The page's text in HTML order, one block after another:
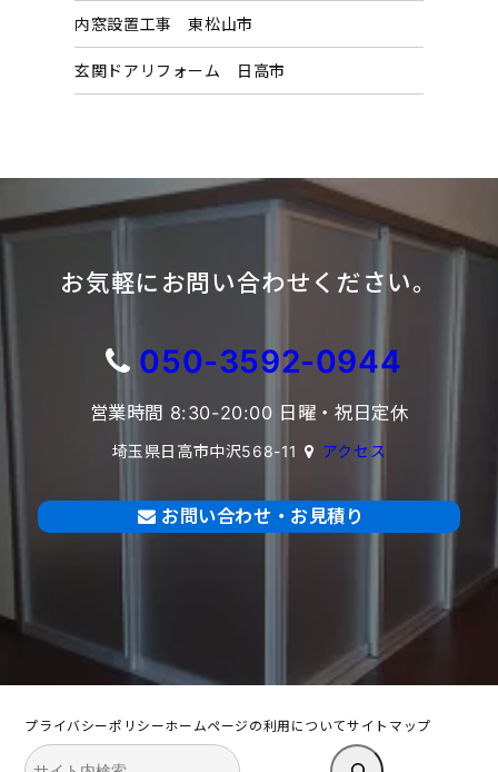
内窓設置工事 東松山市
玄関ドアリフォーム 日高市
お気軽にお問い合わせください。
050-3592-0944
営業時間 8:30-20:00 日曜・祝日定休
埼玉県日高市中沢568-11 アクセス
お問い合わせ・お見積り
プライバシーポリシーホームページの利用についてサイトマップ
検